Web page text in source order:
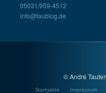
05031/959-4512
info@taublog.de
© André
Startseite Impressum